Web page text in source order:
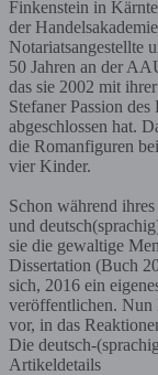
Finkenstein in
der
Notariatsangestellte
50 Jahren an der
das sie 2002 mit
Stefaner Passion
abgeschlossen hat.
die Romanfiguren
vier Kinder.
Schon während
und
sie die gewaltige
Dissertation (Buch
sich, 2016 ein
veröffentlichen. Nun
vor, in das
Die deutsch-
Artikeldetails